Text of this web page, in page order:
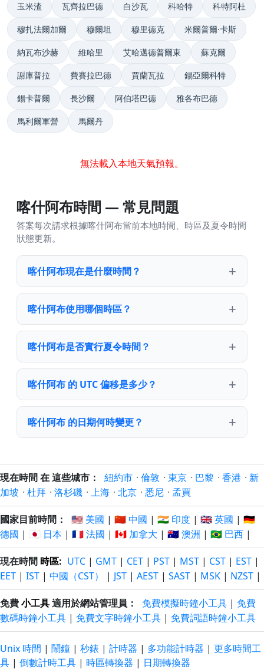
玉米渣 瓦齊拉巴德 白沙瓦 科哈特 科特阿杜
穆扎法爾加爾 穆爾坦 穆里德克 米爾普爾·卡斯
納瓦布沙赫 維哈里 艾哈邁德普爾東 蘇克爾
謝庫普拉 費賽拉巴德 賈蘭瓦拉 錫亞爾科特
錫卡普爾 長沙爾 阿伯塔巴德 雅各布巴德
馬利爾軍營 馬爾丹
無法載入本地天氣預報。
喀什阿布時間 — 常見問題
答案每次請求根據喀什阿布當前本地時間、時區及夏令時間
狀態更新。
喀什阿布現在是什麼時間？
喀什阿布使用哪個時區？
喀什阿布是否實行夏令時間？
喀什阿布 的 UTC 偏移是多少？
喀什阿布 的日期何時變更？
現在時間 在 這些城市： 紐約市 · 倫敦 · 東京 · 巴黎 · 香港 · 新
加坡 · 杜拜 · 洛杉磯 · 上海 · 北京 · 悉尼 · 孟買
國家目前時間： 🇺🇸 美國 | 🇨🇳 中國 | 🇮🇳 印度 | 🇬🇧 英國 | 🇩🇪
德國 | 🇯🇵 日本 | 🇫🇷 法國 | 🇨🇦 加拿大 | 🇦🇺 澳洲 | 🇧🇷 巴西 |
現在時間 時區: UTC | GMT | CET | PST | MST | CST | EST |
EET | IST | 中國（CST） | JST | AEST | SAST | MSK | NZST |
免費小工具適用於網站管理員： 免費模擬時鐘小工具 | 免費
數碼時鐘小工具 | 免費文字時鐘小工具 | 免費詞語時鐘小工具
Unix 時間 | 鬧鐘 | 秒錶 | 計時器 | 多功能計時器 | 更多時間工
具 | 倒數計時工具 | 時區轉換器 | 日期轉換器